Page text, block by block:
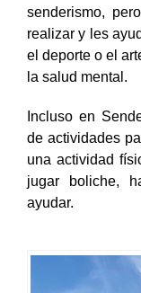
senderismo,
realizar y les
el deporte o el
la salud mental.
Incluso en
de actividades
una actividad
jugar boliche,
ayudar.